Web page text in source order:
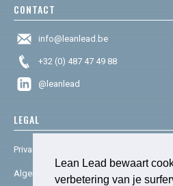
Lean Lead bewaart
verbetering van je
CONTACT
info@leanlead.be
+32 (0) 487 47 49 88
@leanlead
LEGAL
Privacy & cookies
Algemene voorwaarden